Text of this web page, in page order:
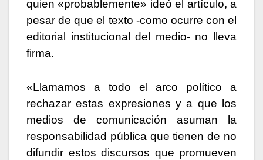
quien «probablemente» ideó el artículo, a
pesar de que el texto -como ocurre con el
editorial institucional del medio- no lleva
firma.
«Llamamos a todo el arco político a
rechazar estas expresiones y a que los
medios de comunicación asuman la
responsabilidad pública que tienen de no
difundir estos discursos que promueven